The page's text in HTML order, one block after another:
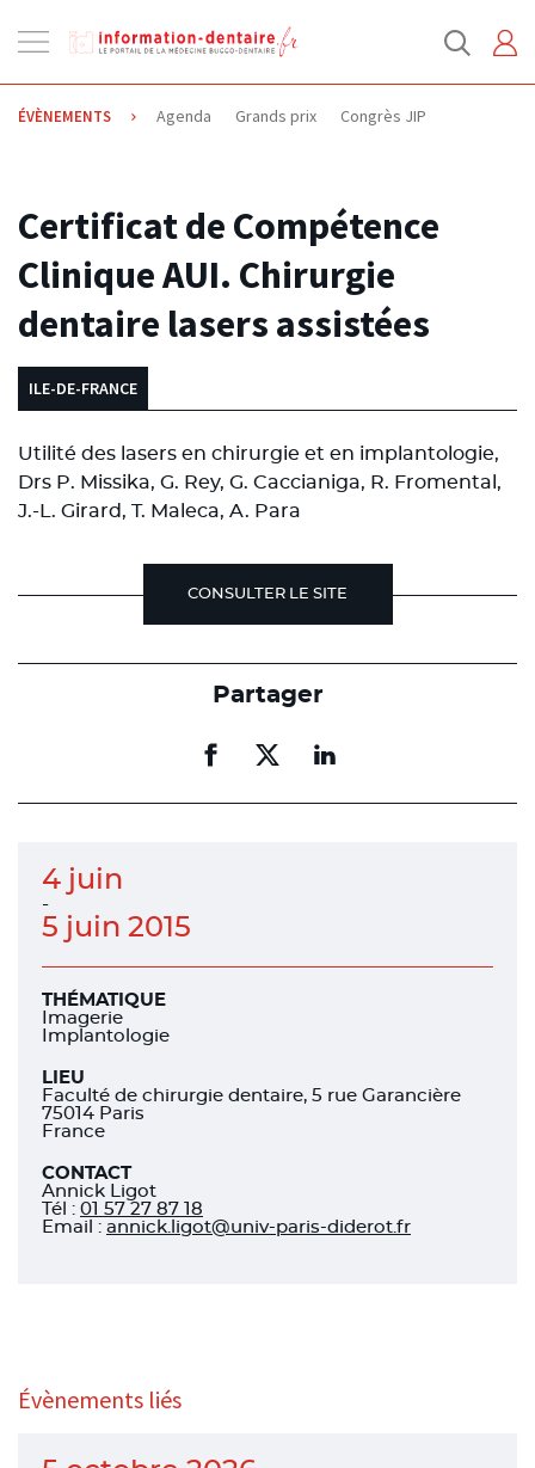
la
navigation
ÉVÈNEMENTS Agenda Grands prix Congrès JIP
29.09.2014
Certificat de Compétence
Clinique AUI. Chirurgie
dentaire lasers assistées
ILE-DE-FRANCE
Utilité des lasers en chirurgie et en implantologie,
Drs P. Missika, G. Rey, G. Caccianiga, R. Fromental,
J.-L. Girard, T. Maleca, A. Para
CONSULTER LE SITE
Partager
Partager
facebook
Partager
facebook
Partager
linkedin
4 juin
-
5 juin 2015
THÉMATIQUE
Imagerie
Implantologie
LIEU
Faculté de chirurgie dentaire, 5 rue Garancière
75014 Paris
France
CONTACT
Annick Ligot
Tél : 01 57 27 87 18
Email : annick.ligot@univ-paris-diderot.fr
Évènements liés